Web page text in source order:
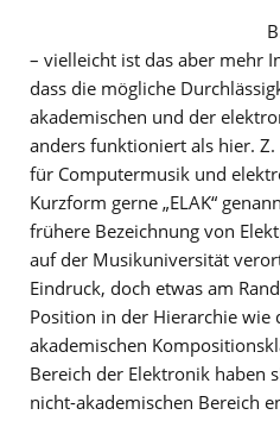
– vielleicht ist das aber mehr
dass die mögliche
akademischen und der
anders funktioniert als hier.
für Computermusik und
Kurzform gerne „ELAK“
frühere Bezeichnung von
auf der Musikuniversität
Eindruck, doch etwas am
Position in der Hierarchie wie
akademischen
Bereich der Elektronik haben
nicht-akademischen Bereich